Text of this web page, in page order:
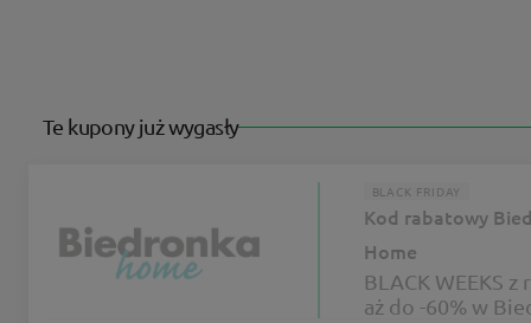
Te kupony już wygasły
BLACK FRIDAY
Kod rabatowy
Home
BLACK WEEKS
aż do -60% w